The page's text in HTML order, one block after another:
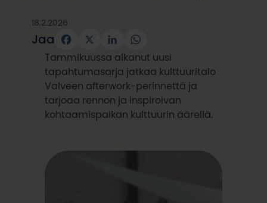
18.2.2026
Jaa Facebook
X LinkedInWhatsApp
Tammikuussa alkanut uusi
tapahtumasarja jatkaa kulttuuritalo
Valveen afterwork-perinnettä ja
tarjoaa rennon ja inspiroivan
kohtaamispaikan kulttuurin äärellä.